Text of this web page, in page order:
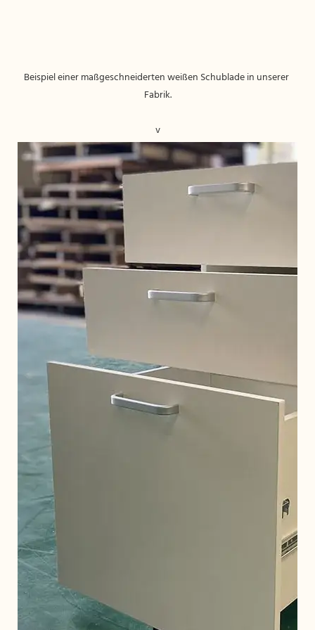
Beispiel einer maßgeschneiderten weißen Schublade in unserer
Fabrik.
v